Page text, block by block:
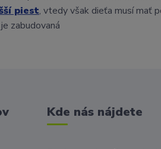
piest, vtedy však dieťa musí mať
zabudovaná
Kde nás nájdete